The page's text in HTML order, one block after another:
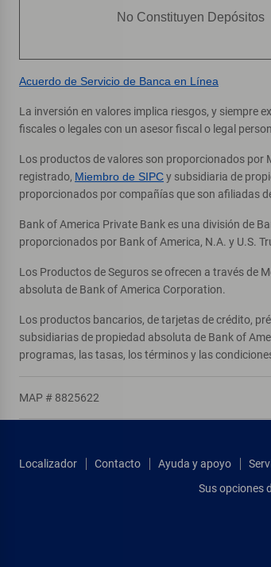
No Constituyen Depósitos
Acuerdo de Servicio de Banca en Línea
La inversión en valores implica riesgos, y siempre
fiscales o legales con un asesor fiscal o legal
Los productos de valores son proporcionados por
registrado, Miembro de SIPCy subsidiaria de
proporcionados por compañías que son afiliadas
Bank of America Private Bank es una división de
proporcionados por Bank of America, N.A. y U.S.
Los Productos de Seguros se ofrecen a través de
absoluta de Bank of America Corporation.
Los productos bancarios, de tarjetas de crédito,
subsidiarias de propiedad absoluta de Bank of
programas, las tasas, los términos y las
MAP # 8825622
Localizador Contacto Ayuda y apoyo
Sus opciones